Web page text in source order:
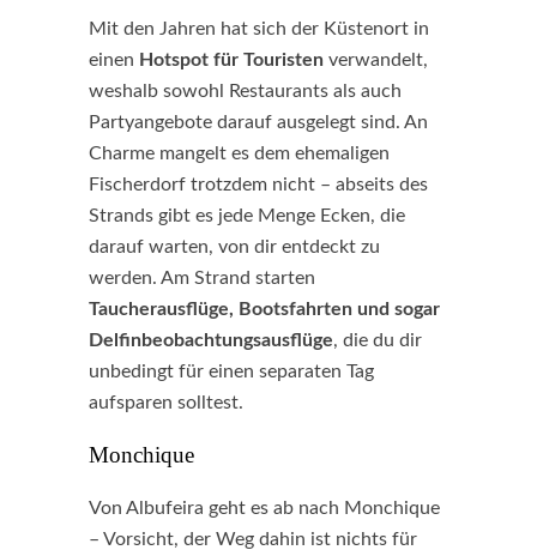
Mit den Jahren hat sich der Küstenort in
einen Hotspot für Touristen verwandelt,
weshalb sowohl Restaurants als auch
Partyangebote darauf ausgelegt sind. An
Charme mangelt es dem ehemaligen
Fischerdorf trotzdem nicht – abseits des
Strands gibt es jede Menge Ecken, die
darauf warten, von dir entdeckt zu
werden. Am Strand starten
Taucherausflüge, Bootsfahrten und sogar
Delfinbeobachtungsausflüge, die du dir
unbedingt für einen separaten Tag
aufsparen solltest.
Monchique
Von Albufeira geht es ab nach Monchique
– Vorsicht, der Weg dahin ist nichts für